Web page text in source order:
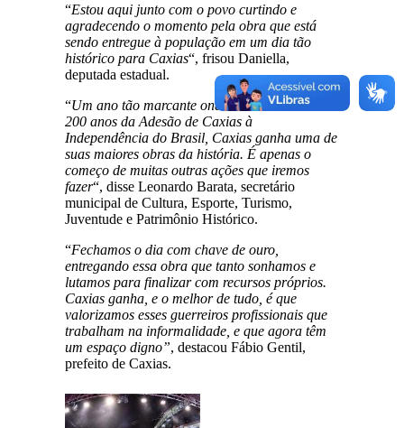
“Estou aqui junto com o povo curtindo e
agradecendo o momento pela obra que está
sendo entregue à população em um dia tão
histórico para Caxias“, frisou Daniella,
deputada estadual.
“Um ano tão marcante onde comemoramos os
200 anos da Adesão de Caxias à
Independência do Brasil, Caxias ganha uma de
suas maiores obras da história. É apenas o
começo de muitas outras ações que iremos
fazer“, disse Leonardo Barata, secretário
municipal de Cultura, Esporte, Turismo,
Juventude e Patrimônio Histórico.
“Fechamos o dia com chave de ouro,
entregando essa obra que tanto sonhamos e
lutamos para finalizar com recursos próprios.
Caxias ganha, e o melhor de tudo, é que
valorizamos esses guerreiros profissionais que
trabalham na informalidade, e que agora têm
um espaço digno”, destacou Fábio Gentil,
prefeito de Caxias.